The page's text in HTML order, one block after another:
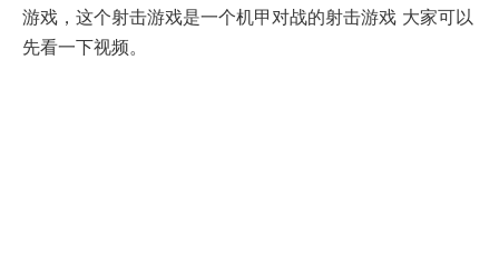
游戏，这个射击游戏是一个机甲对战的射击游戏 大家可以
先看一下视频。